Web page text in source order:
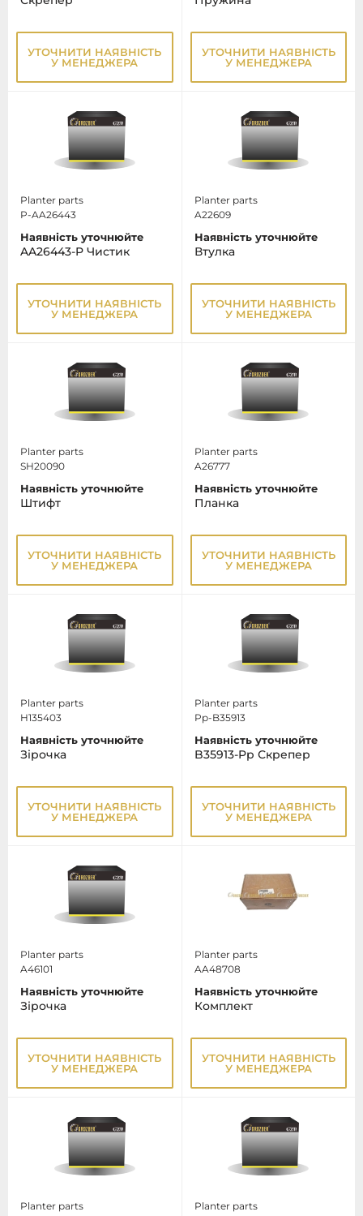
УТОЧНИТИ НАЯВНІСТЬ
У МЕНЕДЖЕРА
УТОЧНИТИ НАЯВНІСТЬ
У МЕНЕДЖЕРА
Planter parts
P-AA26443
Наявність уточнюйте
AA26443-P Чистик
УТОЧНИТИ НАЯВНІСТЬ
У МЕНЕДЖЕРА
Planter parts
A22609
Наявність уточнюйте
Втулка
УТОЧНИТИ НАЯВНІСТЬ
У МЕНЕДЖЕРА
Planter parts
SH20090
Наявність уточнюйте
Штифт
УТОЧНИТИ НАЯВНІСТЬ
У МЕНЕДЖЕРА
Planter parts
A26777
Наявність уточнюйте
Планка
УТОЧНИТИ НАЯВНІСТЬ
У МЕНЕДЖЕРА
Planter parts
H135403
Наявність уточнюйте
Зiрочка
УТОЧНИТИ НАЯВНІСТЬ
У МЕНЕДЖЕРА
Planter parts
Pp-B35913
Наявність уточнюйте
B35913-Pp Скрепер
УТОЧНИТИ НАЯВНІСТЬ
У МЕНЕДЖЕРА
Planter parts
A46101
Наявність уточнюйте
Зірочка
УТОЧНИТИ НАЯВНІСТЬ
У МЕНЕДЖЕРА
Planter parts
AA48708
Наявність уточнюйте
Комплект
УТОЧНИТИ НАЯВНІСТЬ
У МЕНЕДЖЕРА
Planter parts
Planter parts